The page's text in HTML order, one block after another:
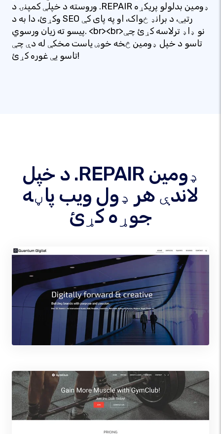
وروسته د خپلې کمپنۍ د .REPAIR ډومین بدلولو پریکړه
وکړئ، دا به د SEO رتبې، د برانډ ځواک، او په پای کې
پیسو ته زیان ورسوي. <br><br>نو ډاډ ترلاسه کړئ چې
تاسو د خپل ډومین څخه خوښ یاست مخکې له دې چې
تاسو یې غوره کړئ!
د خپل .REPAIR ډومین
لاندې هر ډول ویب پاڼه
جوړه کړئ